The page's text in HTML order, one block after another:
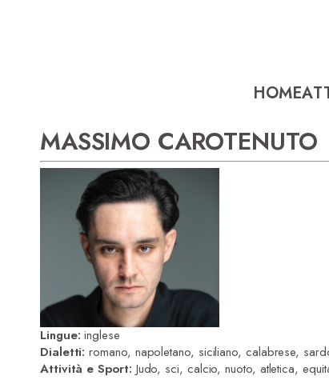
HOME
MASSIMO CAROTENUTO
Lingue: inglese
Dialetti: romano, napoletano, siciliano, calabrese,
Attività e Sport: Judo, sci, calcio, nuoto, atletica,